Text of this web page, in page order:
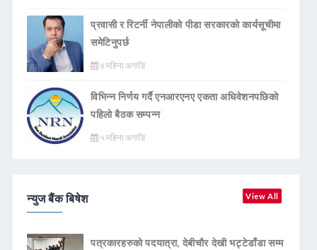
प्रवासी र रिटर्नी नेपालीको पीडा सरकारको कार्यसूचीमा
समेटिनुपर्छ
४ महिना अगाडि
विभिन्न निर्णय गर्दै एनआरएनए एकता अधिवेशनपछिको
पहिलो बैठक सम्पन्न
५ महिना अगाडि
न्युज बैंक बिषेश View All
पत्रकारहरुको पदयात्रा, देबीचौर देखी भट्टेडाँडा सम्म